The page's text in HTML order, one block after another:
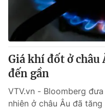
Giá khí đốt ở
đến gần
VTV.vn - Bloomberg
nhiên ở châu Âu đã